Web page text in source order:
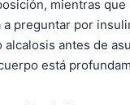
mientras que
a preguntar por
antes de
está